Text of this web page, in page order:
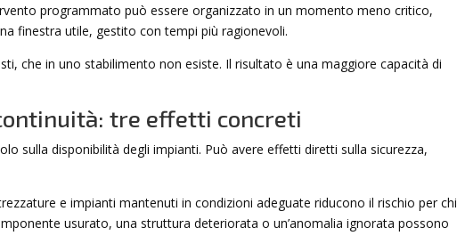
programmato può essere organizzato in un momento meno critico,
finestra utile, gestito con tempi più ragionevoli.
che in uno stabilimento non esiste. Il risultato è una maggiore capacità di
tre effetti concreti
sulla disponibilità degli impianti. Può avere effetti diretti sulla sicurezza,
e impianti mantenuti in condizioni adeguate riducono il rischio per chi
usurato, una struttura deteriorata o un’anomalia ignorata possono